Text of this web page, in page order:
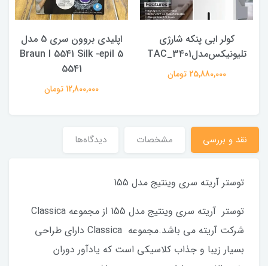
کولر ابی پنکه شارژی
تلیونیکس‌مدلTAC_3401
25,880,000 تومان
اپلیدی بروون سری 5 مدل
Braun I 5541 Silk -epil 5
5541
12,800,000 تومان
نقد و بررسی مشخصات دیدگاه‌ها
توستر آریته سری وینتیج مدل 155
توستر آریته سری وینتیج مدل 155 از مجموعه Classica
شرکت آریته می باشد.مجموعه Classica دارای طراحی
بسیار زیبا و جذاب کلاسیکی است که یادآور دوران